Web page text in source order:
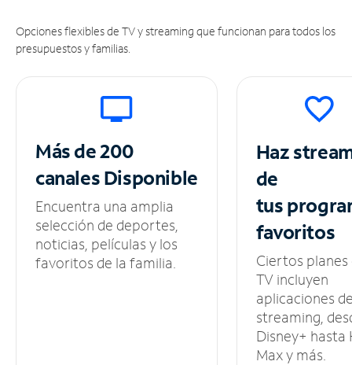
Opciones flexibles de TV y streaming que funcionan para todos los
presupuestos y familias.
Más de 200
canalesDisponible
Encuentra una amplia
selección de deportes,
noticias, películas y los
favoritos de la familia.
Haz
de
tus
favoritos
Ciertos planes
TV incluyen
aplicaciones
streaming,
Disney+ hasta
Max y más.